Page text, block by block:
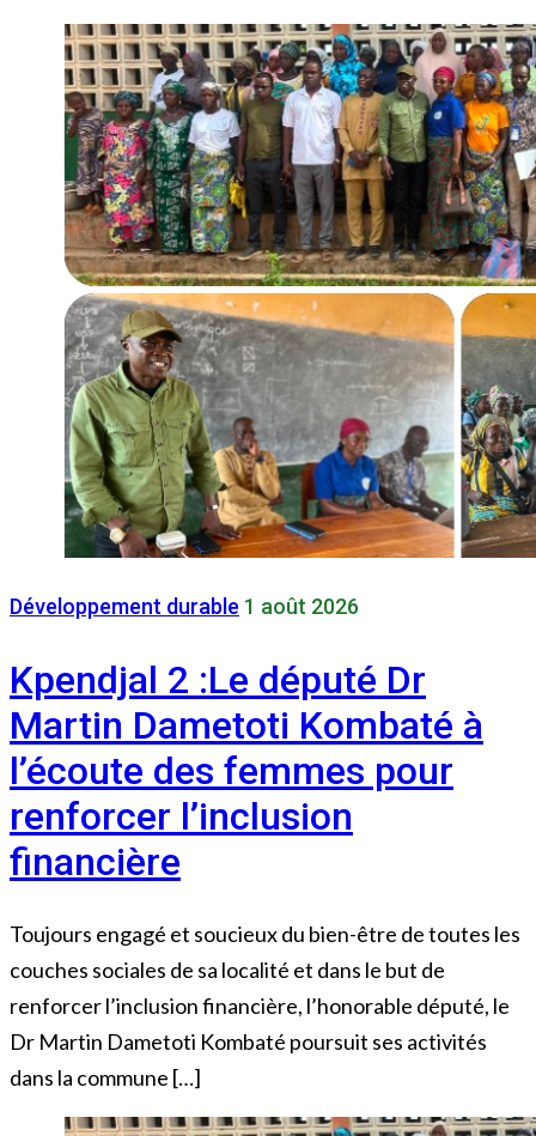
Développement durable 1 août 2026
Kpendjal 2 :Le député Dr
Martin Dametoti Kombaté à
l’écoute des femmes pour
renforcer l’inclusion
financière
Toujours engagé et soucieux du bien-être de toutes les
couches sociales de sa localité et dans le but de
renforcer l’inclusion financière, l’honorable député, le
Dr Martin Dametoti Kombaté poursuit ses activités
dans la commune […]